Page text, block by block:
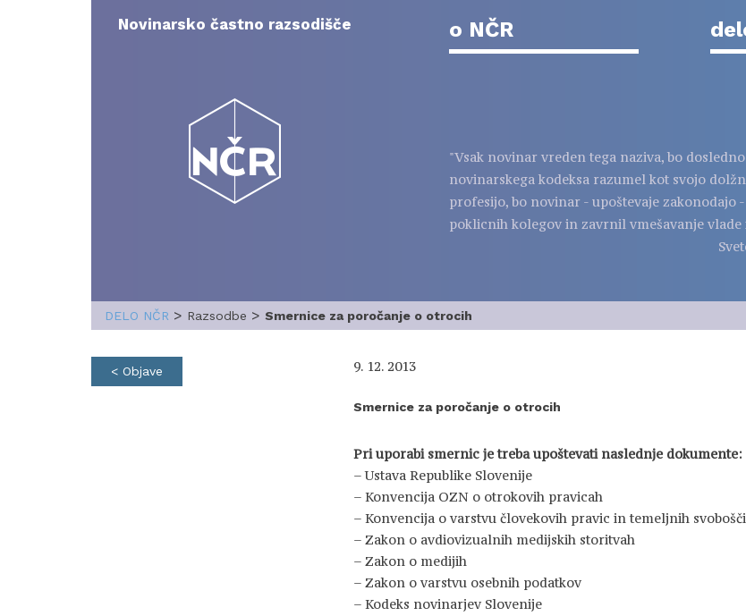
contentNovinarsko častno razsodišče o NČR
"Vsak novinar vreden tega naziva, bo
novinarskega kodeksa razumel kot svojo
profesijo, bo novinar - upoštevaje zakonodajo
poklicnih kolegov in zavrnil vmešavanje vlade
DELO NČR > Razsodbe > Smernice za poročanje o otrocih
< Objave 9. 12. 2013
Smernice za poročanje o otrocih
Pri uporabi smernic je treba upoštevati naslednje dokumente:
– Ustava Republike Slovenije
– Konvencija OZN o otrokovih pravicah
– Konvencija o varstvu človekovih pravic in temeljnih
– Zakon o avdiovizualnih medijskih storitvah
– Zakon o medijih
– Zakon o varstvu osebnih podatkov
– Kodeks novinarjev Slovenije